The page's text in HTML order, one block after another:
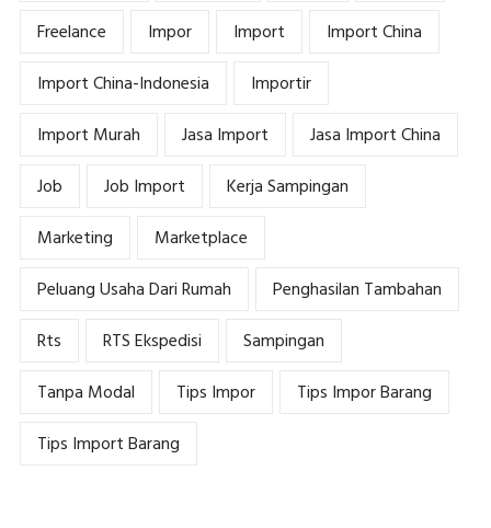
Freelance
Impor Import
Import China
Import China-Indonesia
Importir
Import Murah
Jasa Import
Jasa Import China
Job
Job Import
Kerja Sampingan
Marketing
Marketplace
Peluang Usaha Dari Rumah
Penghasilan Tambahan
Rts
RTS Ekspedisi
Sampingan
Tanpa Modal
Tips Impor
Tips Impor Barang
Tips Import Barang